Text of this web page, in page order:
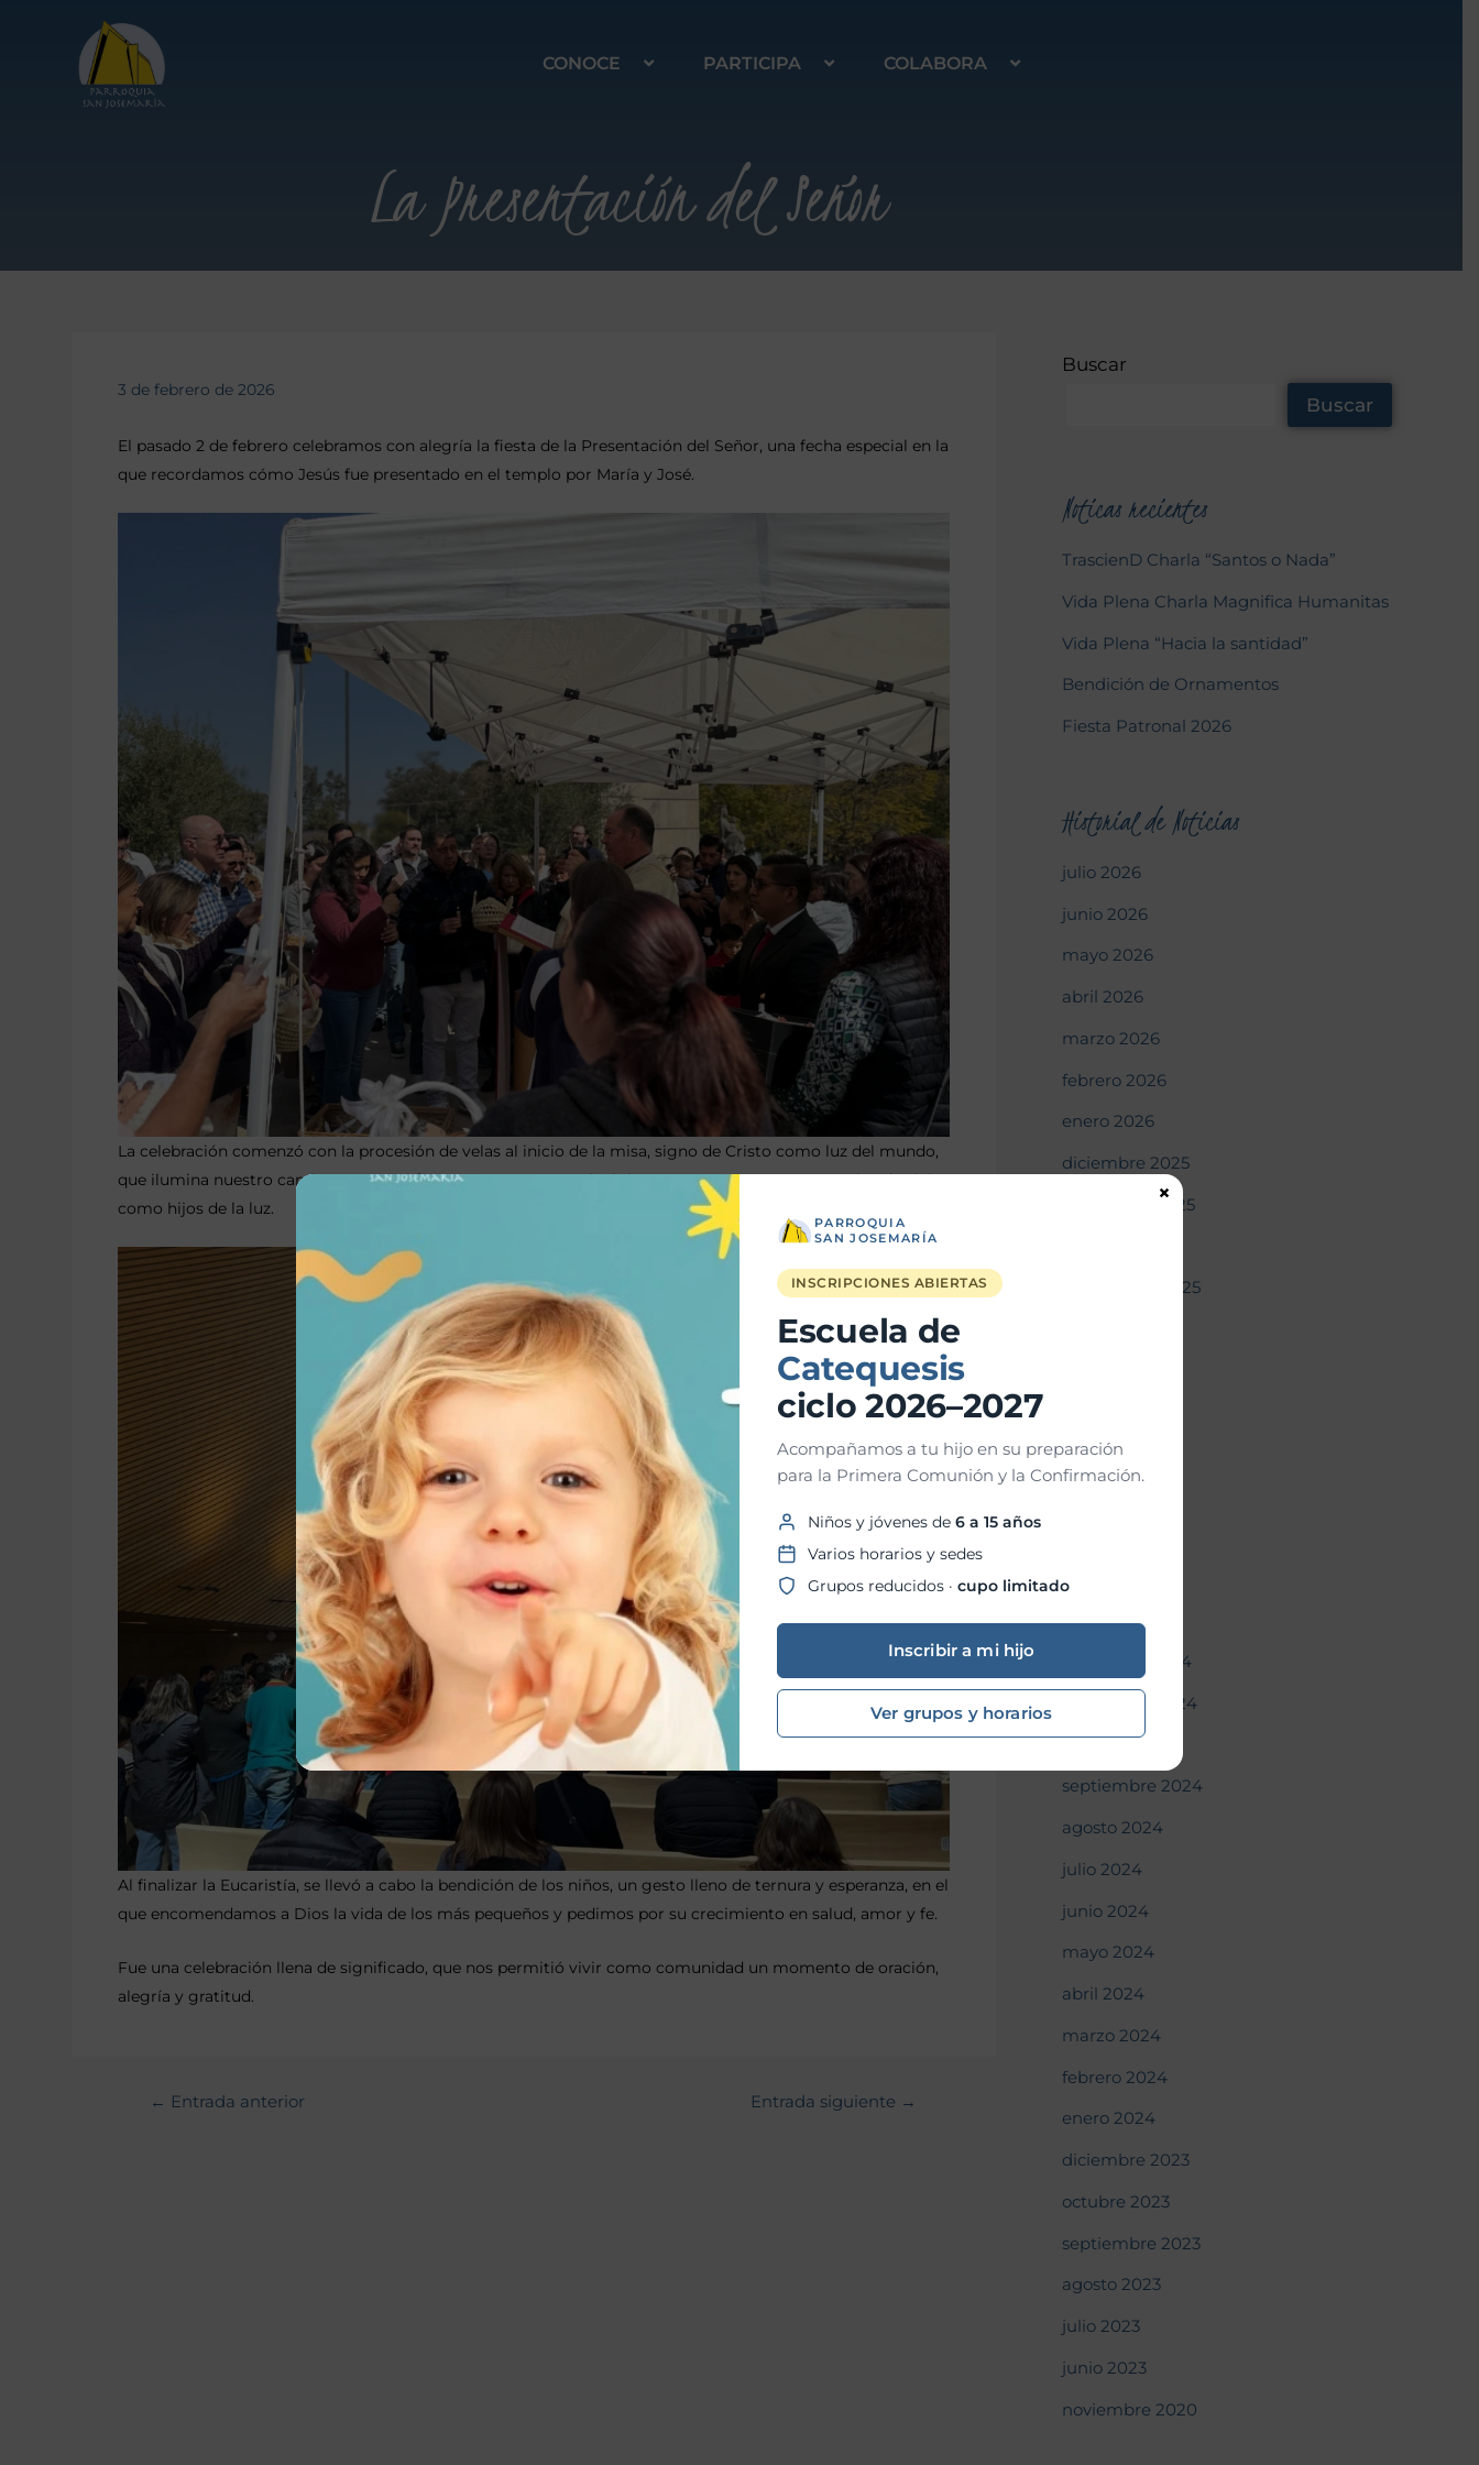
CONOCE PARTICIPA COLABORA
La Presentación del Señor
3 de febrero de 2026
El pasado 2 de febrero celebramos con alegría la fiesta de la Presentación del Señor, una fecha especial en la
que recordamos cómo Jesús fue presentado en el templo por María y José.
La celebración comenzó con la procesión de velas al inicio de la misa, signo de Cristo como luz del mundo,
que ilumina nuestro camino y nuestra fe. Este momento nos invitó a renovar nuestro compromiso de vivir
como hijos de la luz.
Al finalizar la Eucaristía, se llevó a cabo la bendición de los niños, un gesto lleno de ternura y esperanza, en el
que encomendamos a Dios la vida de los más pequeños y pedimos por su crecimiento en salud, amor y fe.
Fue una celebración llena de significado, que nos permitió vivir como comunidad un momento de oración,
alegría y gratitud.
← Entrada anterior Entrada siguiente →
Buscar
Buscar
Noticas recientes
TrascienD Charla “Santos o Nada”
Vida Plena Charla Magnifica Humanitas
Vida Plena “Hacia la santidad”
Bendición de Ornamentos
Fiesta Patronal 2026
Historial de Noticias
julio 2026
junio 2026
mayo 2026
abril 2026
marzo 2026
febrero 2026
enero 2026
diciembre 2025
noviembre 2025
septiembre 2025
mayo 2025
febrero 2025
enero 2025
diciembre 2024
noviembre 2024
octubre 2024
septiembre 2024
agosto 2024
julio 2024
junio 2024
mayo 2024
abril 2024
marzo 2024
febrero 2024
enero 2024
diciembre 2023
octubre 2023
septiembre 2023
agosto 2023
julio 2023
junio 2023
noviembre 2020
PARROQUIA
SAN JOSEMARÍA
INSCRIPCIONES ABIERTAS
Escuela de
Catequesis
ciclo 2026–2027
Acompañamos a tu hijo en su preparación
para la Primera Comunión y la Confirmación.
Niños y jóvenes de 6 a 15 años
Varios horarios y sedes
Grupos reducidos · cupo limitado
Inscribir a mi hijo
Ver grupos y horarios
×